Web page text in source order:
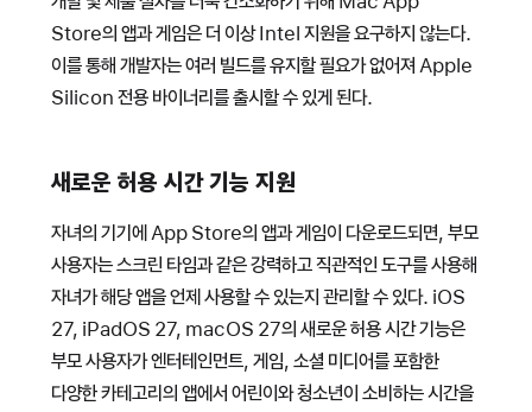
Store의 앱과 게임은 더 이상 Intel 지원을 요구하지 않는다.
이를 통해 개발자는 여러 빌드를 유지할 필요가 없어져 Apple
Silicon 전용 바이너리를 출시할 수 있게 된다.
새로운 허용 시간 기능 지원
자녀의 기기에 App Store의 앱과 게임이 다운로드되면, 부모
사용자는 스크린 타임과 같은 강력하고 직관적인 도구를 사용해
자녀가 해당 앱을 언제 사용할 수 있는지 관리할 수 있다. iOS
27, iPadOS 27, macOS 27의 새로운 허용 시간 기능은
부모 사용자가 엔터테인먼트, 게임, 소셜 미디어를 포함한
다양한 카테고리의 앱에서 어린이와 청소년이 소비하는 시간을